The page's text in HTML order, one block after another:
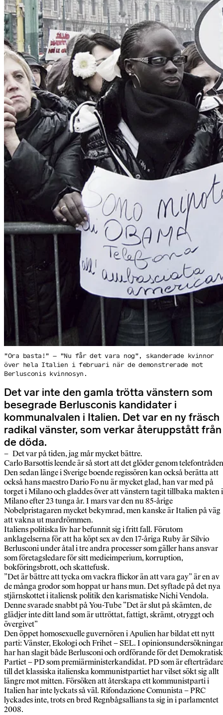
”Ora basta!” – ”Nu får det vara nog”, skanderade kvinnor
över hela Italien i februari när de demonstrerade mot
Berlusconis kvinnosyn.
Det var inte den gamla trötta vänstern som
besegrade Berlusconis kandidater i
kommunalvalen i Italien. Det var en ny fräsch
radikal vänster, som verkar återuppstått från
de döda.
– Det var på tiden, jag mår mycket bättre.
Carlo Barsottis leende är så stort att det glöder genom
Den sedan länge i Sverige boende regissören kan också berätta att
också hans maestro Dario Fo nu är mycket glad, han var med på
torget i Milano och gladdes över att vänstern tagit tillbaka makten i
Milano efter 23 tunga år. I mars var den nu 85-årige
Nobelpristagaren mycket bekymrad, men kanske är Italien på väg
att vakna ut mardrömmen.
Italiens politiska liv har befunnit sig i fritt fall. Förutom
anklagelserna för att ha köpt sex av den 17-åriga Ruby är Silvio
Berlusconi under åtal i tre andra processer som gäller hans ansvar
som företagsledare för sitt medieimperium, korruption,
bokföringsbrott, och skattefusk.
”Det är bättre att tycka om vackra flickor än att vara gay” är en av
de många grodor som hoppat ur hans mun. Det syftade på det nya
stjärnskottet i italiensk politik den karismatiske Nichi Vendola.
Denne svarade snabbt på You-Tube ”Det är slut på skämten, de
glädjer inte ditt land som är uttröttat, fattigt, skrämt, otryggt och
övergivet”
Den öppet homosexuelle guvernören i Apulien har bildat ett nytt
parti: Vänster, Ekologi och Frihet – SEL. I opinionsundersökningar
har han slagit både Berlusconi och ordförande för det
Partiet – PD som premiärministerkandidat. PD som är efterträdare
till det klassiska italienska kommunistpartiet har vilset sökt sig allt
längre mot mitten. Försöken att återskapa ett kommunistparti i
Italien har inte lyckats så väl. Rifondazione Comunista – PRC
lyckades inte, trots en bred Regnbågsallians ta sig in i parlamentet
2008.